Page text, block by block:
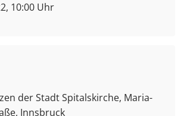
10:00 Uhr
der Stadt Spitalskirche, Maria-
Innsbruck